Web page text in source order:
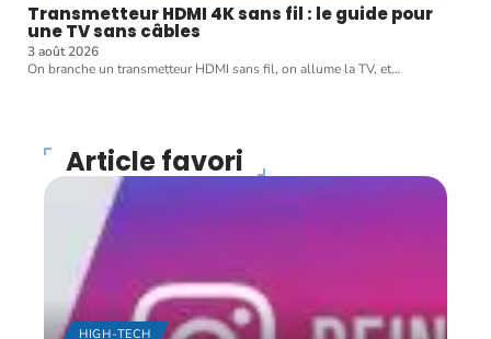
Transmetteur HDMI 4K sans fil : le guide pour
une TV sans câbles
3 août 2026
On branche un transmetteur HDMI sans fil, on allume la TV, et…
Article favori
HIGH-TECH